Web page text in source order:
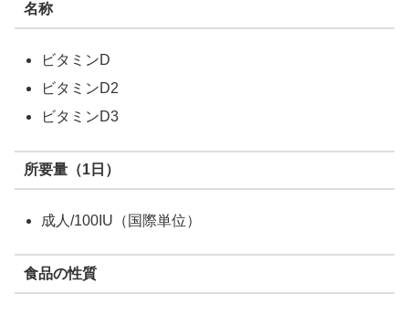
名称
ビタミンD
ビタミンD2
ビタミンD3
所要量（1日）
成人/100IU（国際単位）
食品の性質